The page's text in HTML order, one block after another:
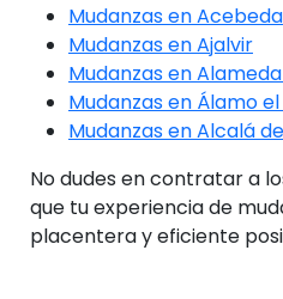
Mudanzas en Acebeda
Mudanzas en Ajalvir
Mudanzas en
Mudanzas en Álamo
Mudanzas en Alcalá
No dudes en contratar a
que tu experiencia de
placentera y eficiente